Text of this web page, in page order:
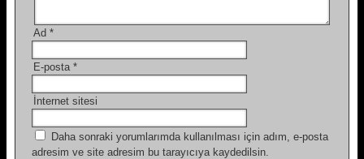
Ad *
E-posta *
İnternet sitesi
Daha sonraki yorumlarımda kullanılması için adım, e-posta
adresim ve site adresim bu tarayıcıya kaydedilsin.